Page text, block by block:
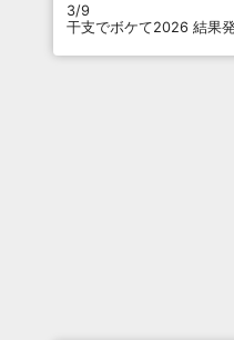
3/9
干支でボケて2026 結果